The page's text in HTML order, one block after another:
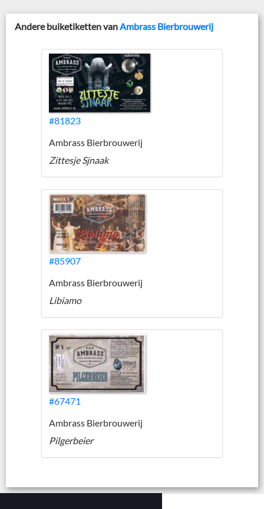
Andere buiketiketten van Ambrass Bierbrouwerij
#81823
Ambrass Bierbrouwerij
Zittesje Sjnaak
#85907
Ambrass Bierbrouwerij
Libiamo
#67471
Ambrass Bierbrouwerij
Pilgerbeier